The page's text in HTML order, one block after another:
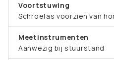
Voortstuwing
Schroefas voorzien van
Meetinstrumenten
Aanwezig bij stuurstand